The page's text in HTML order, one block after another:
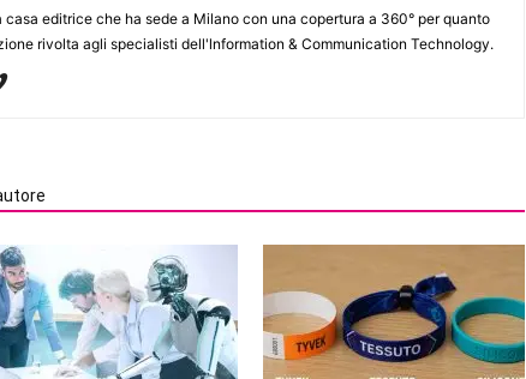
casa editrice che ha sede a Milano con una copertura a 360° per quanto
rivolta agli specialisti dell'lnformation & Communication Technology.